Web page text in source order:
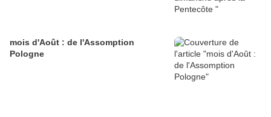
mois d'Août : de l'Assomption
Pologne